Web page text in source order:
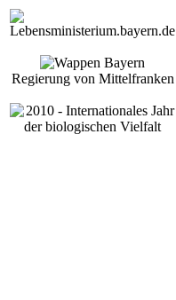
Regierung von Mittelfranken